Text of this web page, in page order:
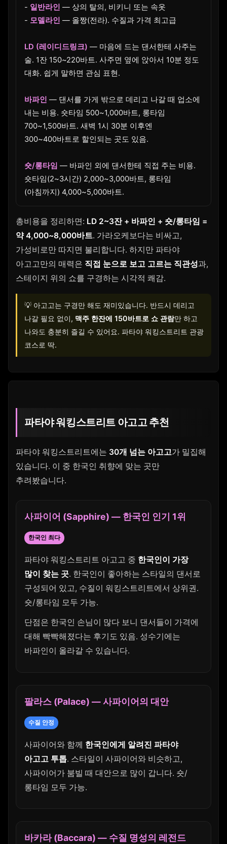
- 일반라인 — 상의 탈의, 비키니 또는 속옷
- 모델라인 — 올짱(전라). 수질과 가격 최고급
LD (레이디드링크) — 마음에 드는 댄서한테 사주는
술. 1잔 150~220바트. 사주면 옆에 앉아서 10분 정도
대화. 쉽게 말하면 관심 표현.
바파인 — 댄서를 가게 밖으로 데리고 나갈 때 업소에
내는 비용. 숏타임 500~1,000바트, 롱타임
700~1,500바트. 새벽 1시 30분 이후엔
300~400바트로 할인되는 곳도 있음.
숏/롱타임 — 바파인 외에 댄서한테 직접 주는 비용.
숏타임(2~3시간) 2,000~3,000바트, 롱타임
(아침까지) 4,000~5,000바트.
총비용을 정리하면: LD 2~3잔 + 바파인 + 숏/롱타임 =
약 4,000~8,000바트. 가라오케보다는 비싸고,
가성비로만 따지면 불리합니다. 하지만 파타야
아고고만의 매력은 직접 눈으로 보고 고르는 직관성과,
스테이지 위의 쇼를 구경하는 시각적 쾌감.
💡 아고고는 구경만 해도 재미있습니다. 반드시 데리고
나갈 필요 없이, 맥주 한잔에 150바트로 쇼 관람만 하고
나와도 충분히 즐길 수 있어요. 파타야 워킹스트리트 관광
코스로 딱.
파타야 워킹스트리트 아고고 추천
파타야 워킹스트리트에는 30개 넘는 아고고가 밀집해
있습니다. 이 중 한국인 취향에 맞는 곳만
추려봤습니다.
사파이어 (Sapphire) — 한국인 인기 1위
한국인 최다
파타야 워킹스트리트 아고고 중 한국인이 가장
많이 찾는 곳. 한국인이 좋아하는 스타일의 댄서로
구성되어 있고, 수질이 워킹스트리트에서 상위권.
숏/롱타임 모두 가능.
단점은 한국인 손님이 많다 보니 댄서들이 가격에
대해 빡빡해졌다는 후기도 있음. 성수기에는
바파인이 올라갈 수 있습니다.
팔라스 (Palace) — 사파이어의 대안
수질 안정
사파이어와 함께 한국인에게 알려진 파타야
아고고 투톱. 스타일이 사파이어와 비슷하고,
사파이어가 붐빌 때 대안으로 많이 갑니다. 숏/
롱타임 모두 가능.
바카라 (Baccara) — 수질 명성의 레전드